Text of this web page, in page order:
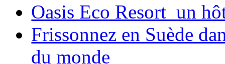
Oasis Eco Resort un
Frissonnez en Suède
du monde